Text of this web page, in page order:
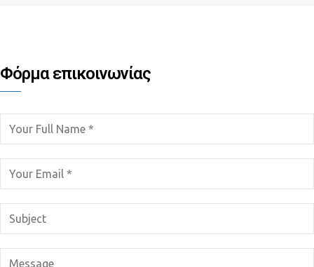
Φόρμα επικοινωνίας